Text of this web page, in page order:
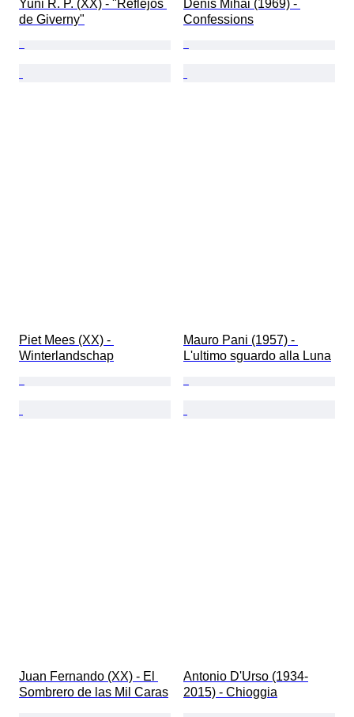
Yuni R. P. (XX) - ​"Reflejos
de Giverny"
Denis Mihai (1969) -
Confessions
Piet Mees (XX) -
Winterlandschap
Mauro Pani (1957) -
L'ultimo sguardo alla Luna
Juan Fernando (XX) - ​El
Sombrero de las Mil Caras
Antonio D'Urso (1934-
2015) - Chioggia